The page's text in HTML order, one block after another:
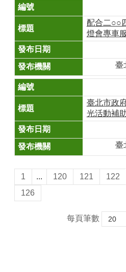
配合二○○
燈會專車
臺
臺北市政
光活動補
臺
1 ... 120 121 122
126
每頁筆數